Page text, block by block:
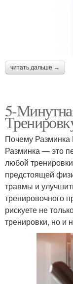
читать дальше →
5-
Почему
Разминка — это
любой
предстоящей
травмы и
тренировочного
рискуете не
тренировки, но и